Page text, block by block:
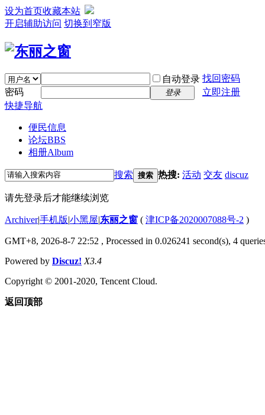
设为首页收藏本站
开启辅助访问 切换到窄版
自动登录 找回密码
密码
登录
立即注册
快捷导航
便民信息
论坛BBS
相册Album
搜索 搜索 热搜: 活动 交友 discuz
请先登录后才能继续浏览
Archiver|手机版|小黑屋|东丽之窗 ( 津ICP备2020007088号-2 )
GMT+8, 2026-8-7 22:52 , Processed in 0.026241 second(s), 4
Powered by Discuz! X3.4
Copyright © 2001-2020, Tencent Cloud.
返回顶部